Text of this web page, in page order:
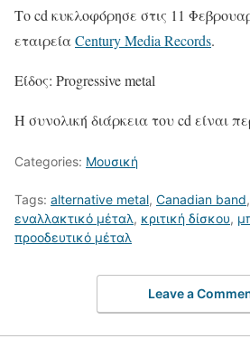
Το cd κυκλοφόρησε στις 11
εταιρείαCentury Media Records.
Είδος: Progressive metal
Η συνολική διάρκεια του cd είναι
Categories: Μουσική
Tags: alternative metal, Canadian band,
εναλλακτικό μέταλ, κριτική δίσκου,
προοδευτικό μέταλ
Leave a